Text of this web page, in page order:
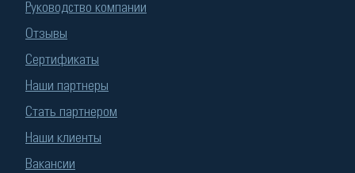
Руководство компании
Отзывы
Сертификаты
Наши партнеры
Стать партнером
Наши клиенты
Вакансии